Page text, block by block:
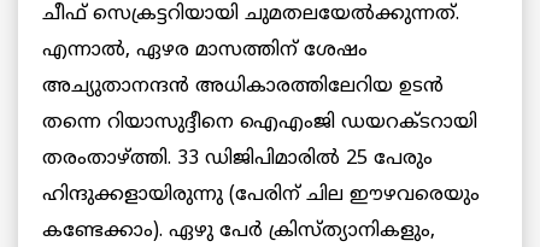
ചീഫ് സെക്രട്ടറിയായി ചുമതലയേല്‍ക്കുന്നത്.
എന്നാല്‍, ഏഴര മാസത്തിന് ശേഷം
അച്യുതാനന്ദന്‍ അധികാരത്തിലേറിയ ഉടന്‍
തന്നെ റിയാസുദ്ദീനെ ഐഎംജി ഡയറക്ടറായി
തരംതാഴ്ത്തി. 33 ഡിജിപിമാരില്‍ 25 പേരും
ഹിന്ദുക്കളായിരുന്നു (പേരിന് ചില ഈഴവരെയും
കണ്ടേക്കാം). ഏഴു പേര്‍ ക്രിസ്ത്യാനികളും,